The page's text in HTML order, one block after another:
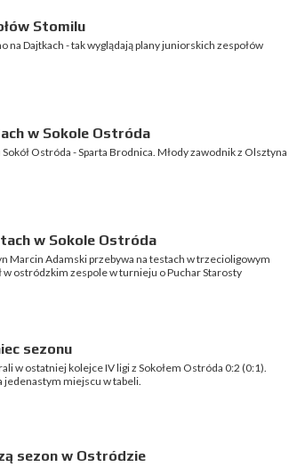
Stomilu
na Dajtkach - tak wyglądają plany juniorskich zespołów
w Sokole Ostróda
Ostróda - Sparta Brodnica. Młody zawodnik z Olsztyna
w Sokole Ostróda
Marcin Adamski przebywa na testach w trzecioligowym
w ostródzkim zespole w turnieju o Puchar Starosty
sezonu
w ostatniej kolejce IV ligi z Sokołem Ostróda 0:2 (0:1).
jedenastym miejscu w tabeli.
sezon w Ostródzie